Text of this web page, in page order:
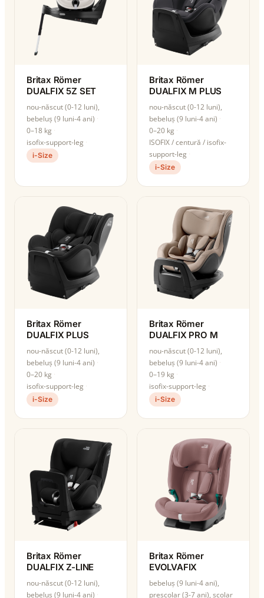
Britax Römer
DUALFIX 5Z SET
nou-născut (0-12 luni),
bebeluș (9 luni-4 ani)
0–18 kg
isofix-support-leg
i-Size
Britax Römer
DUALFIX M PLUS
nou-născut (0-12 luni),
bebeluș (9 luni-4 ani)
0–20 kg
ISOFIX / centură / isofix-
support-leg
i-Size
Britax Römer
DUALFIX PLUS
nou-născut (0-12 luni),
bebeluș (9 luni-4 ani)
0–20 kg
isofix-support-leg
i-Size
Britax Römer
DUALFIX PRO M
nou-născut (0-12 luni),
bebeluș (9 luni-4 ani)
0–19 kg
isofix-support-leg
i-Size
Britax Römer
DUALFIX Z-LINE
nou-născut (0-12 luni),
bebeluș (9 luni-4 ani)
Britax Römer
EVOLVAFIX
bebeluș (9 luni-4 ani),
preșcolar (3-7 ani), școlar